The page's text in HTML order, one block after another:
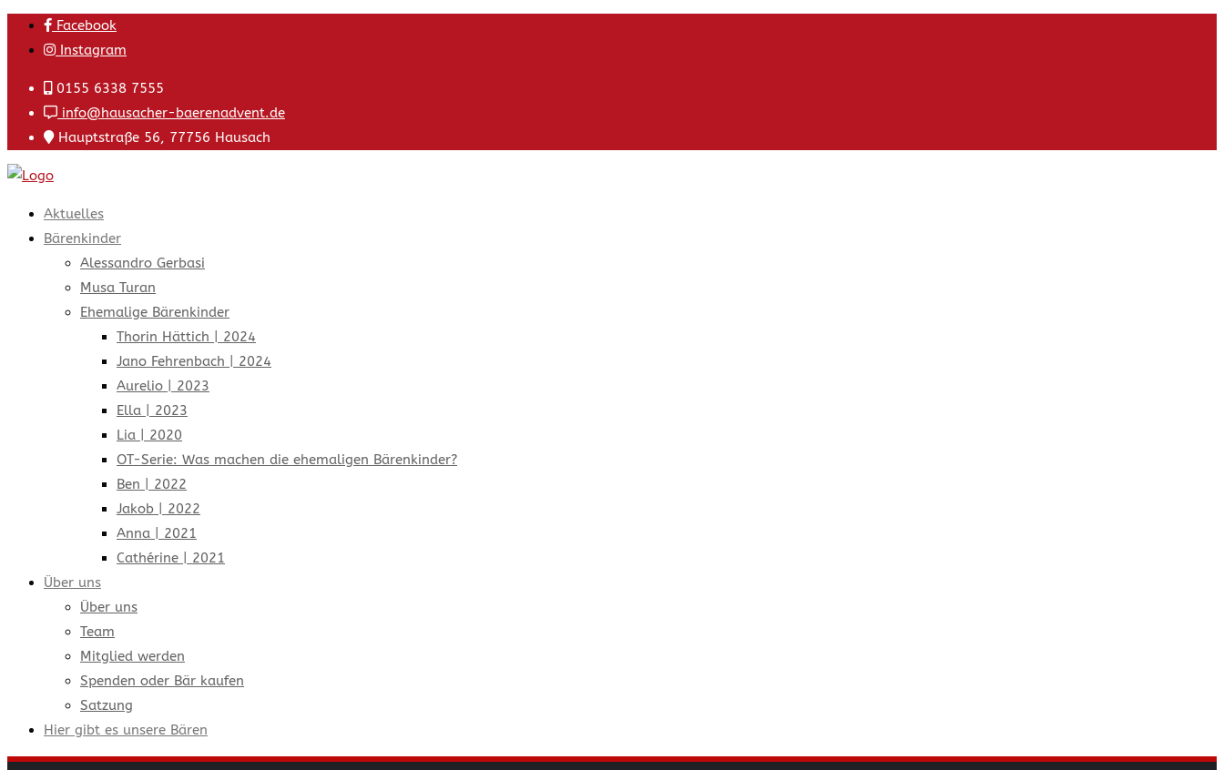
Skip
Facebook
Instagram
0155 6338 7555
info@hausacher-baerenadvent.de
Hauptstraße 56, 77756 Hausach
Aktuelles
Bärenkinder
Alessandro Gerbasi
Musa Turan
Ehemalige Bärenkinder
Thorin Hättich | 2024
Jano Fehrenbach | 2024
Aurelio | 2023
Ella | 2023
Lia | 2020
OT-Serie: Was machen die ehemaligen Bärenkinder?
Ben | 2022
Jakob | 2022
Anna | 2021
Cathérine | 2021
Über uns
Über uns
Team
Mitglied werden
Spenden oder Bär kaufen
Satzung
Hier gibt es unsere Bären